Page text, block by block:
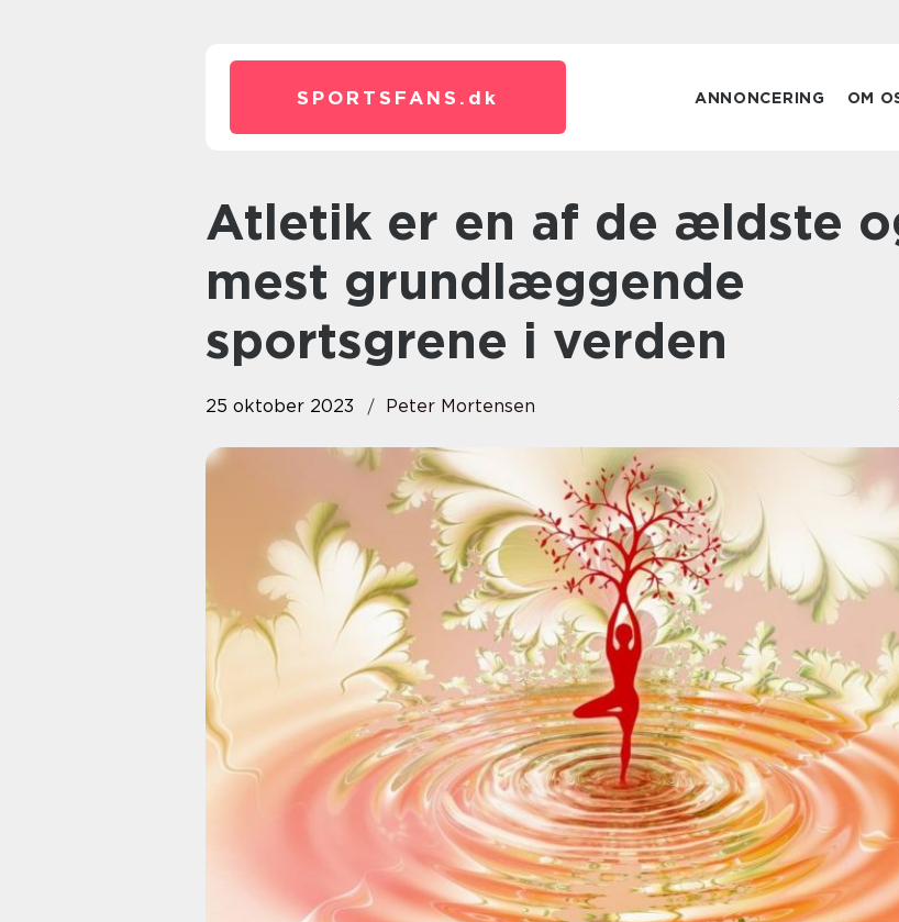
SPORTSFANS. dk ANNONCERING OM
Atletik er en af de ældste og
mest grundlæggende
sportsgrene i verden
25 oktober 2023 Peter Mortensen